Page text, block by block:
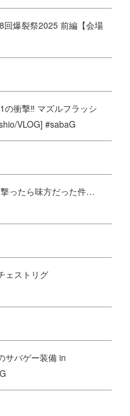
回爆裂祭2025 前編【会場
の衝撃‼️ マズルフラッシ
VLOG] #sabaG
ったら味方だった件…
ェストリグ
サバゲー装備 in